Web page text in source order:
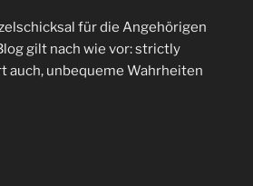
für die Angehörigen
gilt nach wie vor: strictly
auch, unbequeme Wahrheiten